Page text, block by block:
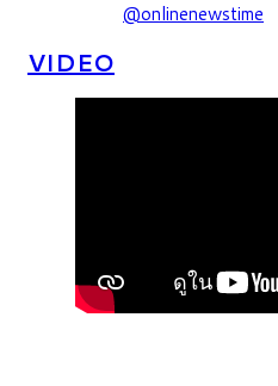
@onlinenewstime
VIDEO